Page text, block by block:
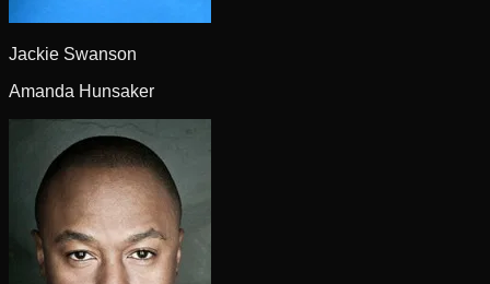
Jackie Swanson
Amanda Hunsaker